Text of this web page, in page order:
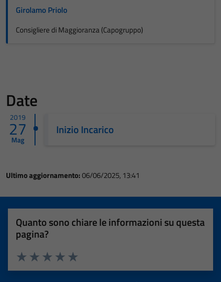
Girolamo Priolo
Consigliere di Maggioranza (Capogruppo)
Date
2019
27
Mag
Inizio Incarico
Ultimo aggiornamento:06/06/2025, 13:41
Quanto sono chiare le informazioni su questa
pagina?
Valuta 5 stelle su 5
Valuta 4 stelle su 5
Valuta 3 stelle su 5
Valuta 2 stelle su 5
Valuta 1 stelle su 5